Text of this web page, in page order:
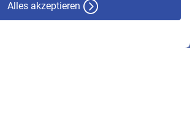
Alles akzeptieren